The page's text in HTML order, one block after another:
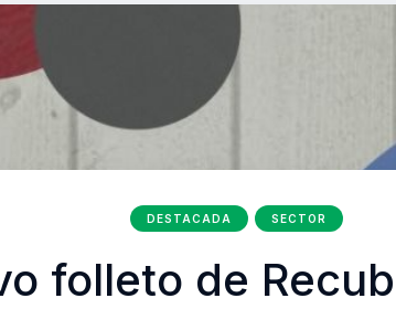
DESTACADA SECTOR
folleto de